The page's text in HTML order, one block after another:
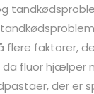
faktorer,
fluor hjælper
der